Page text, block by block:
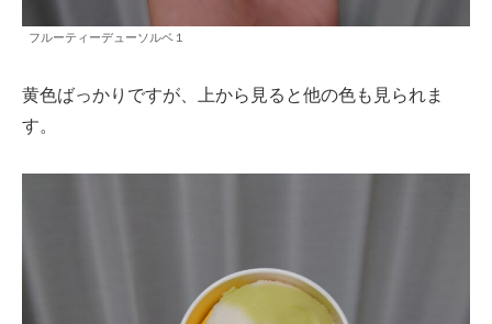
フルーティーデューソルベ１
黄色ばっかりですが、上から見ると他の色も見られま
す。